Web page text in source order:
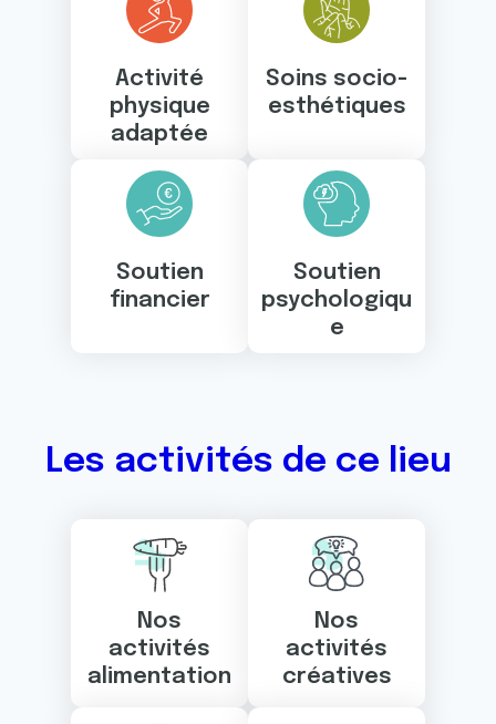
Activité
physique
adaptée
Soins socio-
esthétiques
Soutien
financier
Soutien
psychologiqu
e
Les activités de ce lieu
Nos
activités
alimentation
Nos
activités
créatives